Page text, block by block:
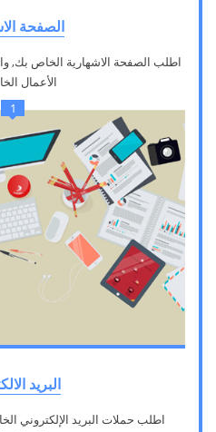
الصفحة
اطلب الصفحة الاشهارية الخاص
الأعمال
1
البريد
اطلب حملات البريد الإلكتروني